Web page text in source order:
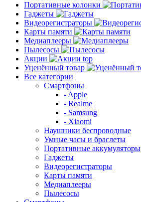
Портативные колонки
Гаджеты
Видеорегистраторы
Карты памяти
Медиаплееры
Пылесосы
Акции
top
Уценённый товар
Все категории
Смартфоны
- Apple
- Realme
- Samsung
- Xiaomi
Наушники беспроводные
Умные часы и браслеты
Портативные аккумуляторы
Гаджеты
Видеорегистраторы
Карты памяти
Медиаплееры
Пылесосы